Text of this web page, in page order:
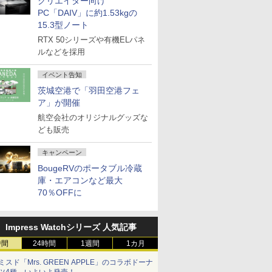
PC「DAIV」に約1.53kgの
15.3型ノート
RTX 50シリーズや有機ELパネ
ルなどを採用
イベント告知
茨城空港で「羽田空港フェ
ア」が開催
航空会社のオリジナルグッズな
ども販売
キャンペーン
BougeRVのポータブル冷蔵
庫・エアコンなど最大
70％OFFに
Impress Watchシリーズ 人気記事
24時間 1週間 1カ月
スド「Mrs. GREEN APPLE」のコラボドーナ